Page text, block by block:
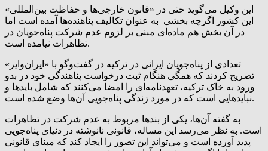
این وکیل می‌گوید حتی در «قانون خارجی‌ها و حفاظت بین‌المللی»
این کشور اگرچه بخشی به عنوان تکالیف پناهنده‌ها آمده است اما
در آن بخش هم ماده‌ای مبنی بر لزوم عدم شرکت پناه‌جویان در
تظاهرات نیامده است.
تعدادی از پناه‌جویان ایرانی در ترکیه در گفت‌وگو با «ایران‌وایر»
تصریح ‌کردند که همگی هنگام ثبت درخواست پناهندگی خود در بدو
ورود به خاک ترکیه، تعهدنامه‌ای را امضا می‌کنند که شامل بایدها و
نبایدهایی است که در مورد زندگی پناه‌جویی آن‌ها وضع شده است.
به گفته آن‌ها، یکی از بندها مربوط به عدم شرکت در تظاهرات
است. به نظر می‌رسد این مساله، قانونی نانوشته در دنیای پناه‌جویی
پدید آورده است و می‌تواند این تصور را ایجاد کند که مبنای قانونی